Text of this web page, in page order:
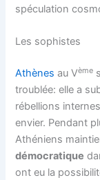
spéculation
Les sophistes
Athènes au Vème
troublée: elle a
rébellions
envier. Pendant
Athéniens
démocratique
ont eu la